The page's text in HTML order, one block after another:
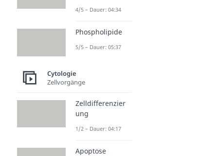
4/5 – Dauer: 04:34
Phospholipide
5/5 – Dauer: 05:37
Cytologie
Zellvorgänge
Zelldifferenzier
ung
1/2 – Dauer: 04:17
Apoptose